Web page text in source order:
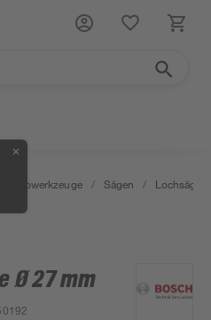
✕
Elektrowerkzeuge / Sägen / Lochsägen
Ø 27 mm